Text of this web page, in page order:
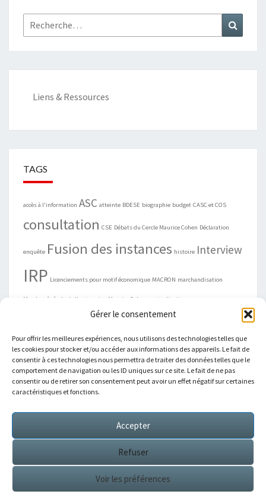
Gérer le consentement
Pour offrir les meilleures expériences, nous utilisons des technologies telles que
les cookies pour stocker et/ou accéder aux informations des appareils. Le fait de
consentir à ces technologies nous permettra de traiter des données telles que le
comportement de navigation ou les ID uniques sur ce site. Le fait de ne pas
consentir ou de retirer son consentement peut avoir un effet négatif sur certaines
caractéristiques et fonctions.
Accepter
Refuser
Voir les préférences
Rechercher :
Liens & Ressources
TAGS
accès à l'information ASC atteinte BDESE biographie budget CASC et COS
consultation CSE Débats du Cercle Maurice Cohen Déclaration
enquête Fusion des instances histoire Interview
IRP Licenciements pour motif économique MACRON marchandisation
Marche générale de l'entreprise Maurice Cohen mutualisation
négociation
Présidentielle REBSAMEN économie sociale et solidaire
Archives